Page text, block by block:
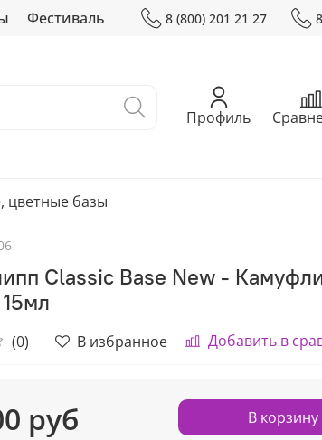
Фестиваль 8 (800) 201 21 27
Профиль
базы
Classic Base New -
(0) В избранное Добавить в
руб В корзину